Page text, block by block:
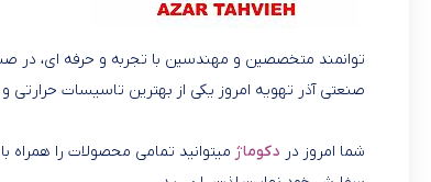
توانمند متخصصین و مهندسین با تجربه و حرفه ای، در
صنعتی آذر تهویه امروز یکی از بهترین تاسیسات
شما امروز در دکوماژ میتوانید تمامی محصولات را همراه